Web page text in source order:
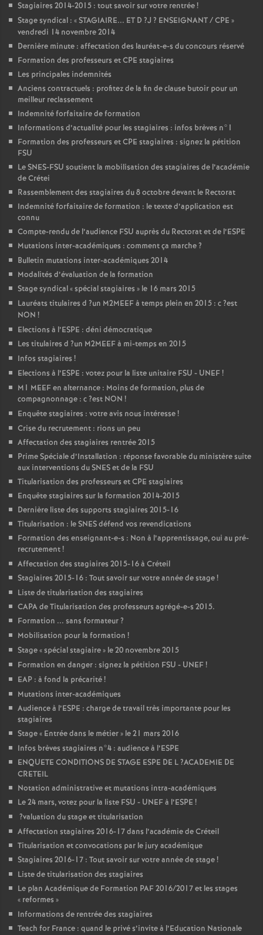
Stagiaires 2014-2015 : tout savoir sur votre rentrée!
Stage syndical : «STAGIAIRE... ET D ?J ? ENSEIGNANT/CPE »
vendredi 14 novembre 2014
Dernière minute : affectation des lauréat-e-s du concours réservé
Formation des professeurs etCPE stagiaires
Les principales indemnités
Anciens contractuels : profitez de la fin de clause butoir pour un
meilleur reclassement
Indemnité forfaitaire de formation
Informations d’actualité pour les stagiaires : infos brèves n°1
Formation des professeurs etCPE stagiaires : signez la pétition
FSU
LeSNES-FSU soutient la mobilisation des stagiaires de l’académie
de Crétei
Rassemblement des stagiaires du 8 octobre devant le Rectorat
Indemnité forfaitaire de formation : le texte d’application est
connu
Compte-rendu de l’audience FSU auprès du Rectorat et de l’ESPE
Mutations inter-académiques : comment ça marche?
Bulletin mutations inter-académiques 2014
Modalités d’évaluation de la formation
Stage syndical «spécial stagiaires » le 16 mars 2015
Lauréats titulaires d ?un M2MEEFà temps plein en 2015 : c?est
NON !
Elections à l’ESPE : déni démocratique
Les titulaires d ?un M2MEEFà mi-temps en 2015
Infos stagiaires !
Elections à l’ESPE : votez pour la liste unitaire FSU - UNEF!
M1 MEEFen alternance : Moins de formation, plus de
compagnonnage : c?est NON !
Enquête stagiaires : votre avis nous intéresse!
Crise du recrutement : rions un peu
Affectation des stagiaires rentrée 2015
Prime Spéciale d’Installation : réponse favorable du ministère suite
aux interventions duSNESet de la FSU
Titularisation des professeurs etCPE stagiaires
Enquête stagiaires sur la formation 2014-2015
Dernière liste des supports stagiaires 2015-16
Titularisation : leSNESdéfend vos revendications
Formation des enseignant-e-s : Non à l’apprentissage, oui au pré-
recrutement!
Affectation des stagiaires 2015-16 à Créteil
Stagiaires 2015-16 : Tout savoir sur votre année de stage!
Liste de titularisation des stagiaires
CAPAde Titularisation des professeurs agrégé-e-s 2015.
Formation ... sans formateur?
Mobilisation pour la formation !
Stage «spécial stagiaire» le 20 novembre 2015
Formation en danger : signez la pétition FSU - UNEF!
EAP : à fond la précarité!
Mutations inter-académiques
Audience à l’ESPE : charge de travail très importante pour les
stagiaires
Stage « Entrée dans le métier» le 21 mars 2016
Infos brèves stagiaires n°4 : audience à l’ESPE
ENQUETE CONDITIONS DE STAGE ESPE DE L?ACADEMIE DE
CRETEIL
Notation administrative et mutations intra-académiques
Le 24 mars, votez pour la liste FSU - UNEFà l’ESPE !
?valuation du stage et titularisation
Affectation stagiaires 2016-17 dans l’académie de Créteil
Titularisation et convocations par le jury académique
Stagiaires 2016-17 : Tout savoir sur votre année de stage!
Liste de titularisation des stagiaires
Le plan Académique de Formation PAF2016/2017 et les stages
« reformes »
Informations de rentrée des stagiaires
Teach for France : quand le privé s’invite à l’Education Nationale